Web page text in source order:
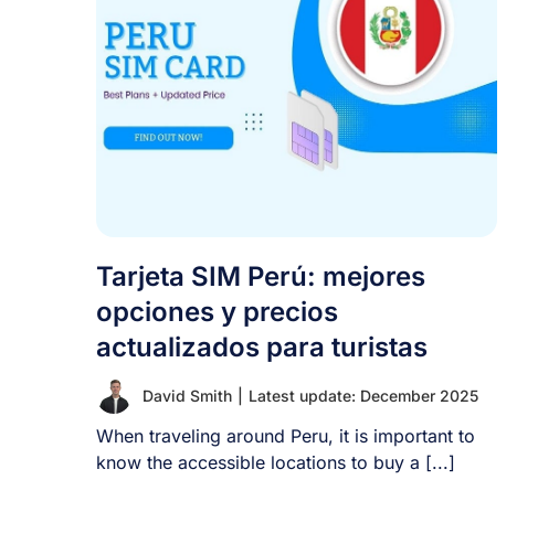
Tarjeta SIM Perú: mejores
opciones y precios
actualizados para turistas
David Smith Latest update: December 2025
When traveling around Peru, it is important to
know the accessible locations to buy a [...]